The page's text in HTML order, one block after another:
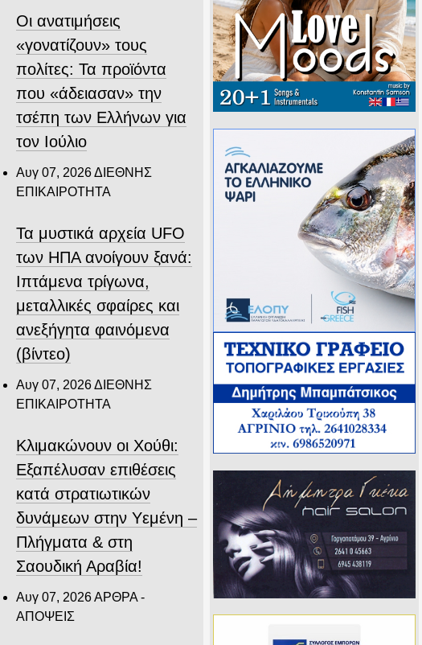
Οι ανατιμήσεις
«γονατίζουν» τους
πολίτες: Τα προϊόντα
που «άδειασαν» την
τσέπη των Ελλήνων για
τον Ιούλιο
Αυγ 07, 2026ΔΙΕΘΝΗΣ
ΕΠΙΚΑΙΡΟΤΗΤΑ
Τα μυστικά αρχεία UFO
των ΗΠΑ ανοίγουν ξανά:
Ιπτάμενα τρίγωνα,
μεταλλικές σφαίρες και
ανεξήγητα φαινόμενα
(βίντεο)
Αυγ 07, 2026ΔΙΕΘΝΗΣ
ΕΠΙΚΑΙΡΟΤΗΤΑ
Κλιμακώνουν οι Χούθι:
Eξαπέλυσαν επιθέσεις
κατά στρατιωτικών
δυνάμεων στην Υεμένη –
Πλήγματα & στη
Σαουδική Αραβία!
Αυγ 07, 2026ΑΡΘΡΑ -
ΑΠΟΨΕΙΣ